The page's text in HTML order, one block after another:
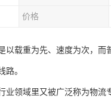
价格
载重为先、速度为次，
路。
领域里又被广泛称为物